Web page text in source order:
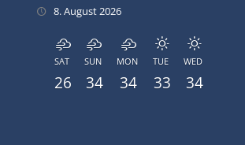
8. August 2026
SAT
26
SUN
34
MON
34
TUE
33
WED
34